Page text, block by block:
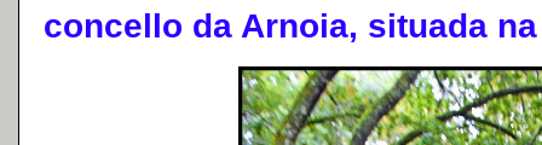
concello da Arnoia, situada